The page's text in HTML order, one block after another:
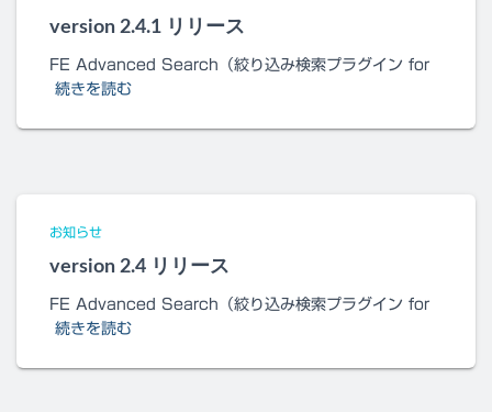
version 2.4.1 リリース
FE Advanced Search（絞り込み検索プラグイン for
続きを読む
お知らせ
version 2.4 リリース
FE Advanced Search（絞り込み検索プラグイン for
続きを読む